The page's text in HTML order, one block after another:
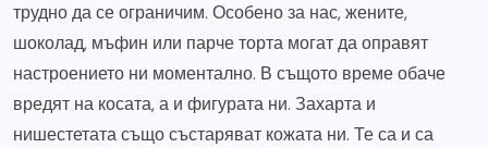
трудно да се ограничим. Особено за нас, жените,
шоколад, мъфин или парче торта могат да оправят
настроението ни моментално. В същото време обаче
вредят на косата, а и фигурата ни. Захарта и
нишестетата също състаряват кожата ни. Те са и са